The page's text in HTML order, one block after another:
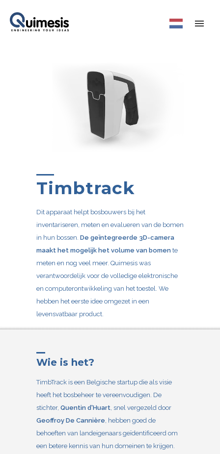
Timbtrack
Dit apparaat helpt bosbouwers bij het
inventariseren, meten en evalueren van de bomen
in hun bossen. De geïntegreerde 3D-camera
maakt het mogelijk het volume van bomen te
meten en nog veel meer. Quimesis was
verantwoordelijk voor de volledige elektronische
en computerontwikkeling van het toestel. We
hebben het eerste idee omgezet in een
levensvatbaar product.
Wie is het?
TimbTrack is een Belgische startup die als visie
heeft het bosbeheer te vereenvoudigen. De
stichter, Quentin d'Huart , snel vergezeld door
Geoffroy De Cannière , hebben goed de
behoeften van landeigenaars geïdentificeerd om
een betere kennis van hun domeinen te krijgen.